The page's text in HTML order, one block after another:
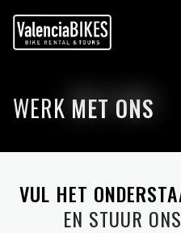
WERK MET ONS
VUL HET
EN STUUR